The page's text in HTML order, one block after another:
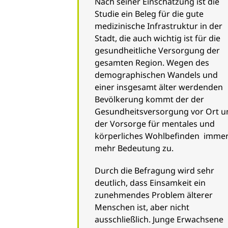
Studie ein Beleg für die gute
medizinische Infrastruktur in der
Stadt, die auch wichtig ist für die
gesundheitliche Versorgung der
gesamten Region. Wegen des
demographischen Wandels und
einer insgesamt älter werdenden
Bevölkerung kommt der der
Gesundheitsversorgung vor Ort
der Vorsorge für mentales und
körperliches Wohlbefinden
mehr Bedeutung zu.
Durch die Befragung wird sehr
deutlich, dass Einsamkeit ein
zunehmendes Problem älterer
Menschen ist, aber nicht
ausschließlich. Junge Erwachsene